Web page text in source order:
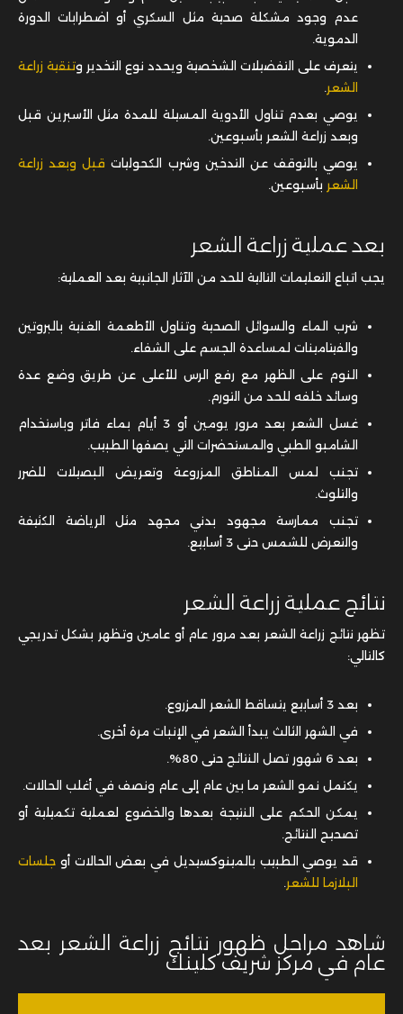
عدم وجود مشكلة صحية مثل السكري أو اضطرابات الدورة
الدموية.
يتعرف على التفضيلات الشخصية ويحدد نوع التخدير وتنقية زراعة
الشعر.
يوصي بعدم تناول الأدوية المسيلة للمدة مثل الأسبرين قبل
وبعد زراعة الشعر بأسبوعين.
يوصي بالتوقف عن التدخين وشرب الكحوليات قبل وبعد زراعة
الشعر بأسبوعين.
بعد عملية زراعة الشعر
يجب اتباع التعليمات التالية للحد من الآثار الجانبية بعد العملية:
شرب الماء والسوائل الصحية وتناول الأطعمة الغنية بالبروتين
والفيتامينات لمساعدة الجسم على الشفاء.
النوم على الظهر مع رفع الرس للأعلى عن طريق وضع عدة
وسائد خلفه للحد من التورم.
غسل الشعر بعد مرور يومين أو 3 أيام بماء فاتر وباستخدام
الشامبو الطبي والمستحضرات التي يصفها الطبيب.
تجنب لمس المناطق المزروعة وتعريض البصيلات للضرر
والتلوث.
تجنب ممارسة مجهود بدني مجهد مثل الرياضة الكثيفة
والتعرض للشمس حتى 3 أسابيع.
نتائج عملية زراعة الشعر
تظهر نتائج زراعة الشعر بعد مرور عام أو عامين وتظهر بشكل تدريجي
كالتالي:
بعد 3 أسابيع يتساقط الشعر المزروع.
في الشهر الثالث يبدأ الشعر في الإنبات مرة أخرى.
بعد 6 شهور تصل النتائج حتى 80%.
يكتمل نمو الشعر ما بين عام إلى عام ونصف في أغلب الحالات.
يمكن الحكم على النتيجة بعدها والخضوع لعملية تكميلية أو
تصحيح النتائج.
قد يوصي الطبيب بالمينوكسيديل في بعض الحالات أو جلسات
البلازما للشعر
شاهد مراحل ظهور نتائج زراعة الشعر بعد
عام في مركز شريف كلينك